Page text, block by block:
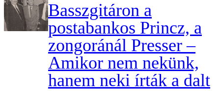
Basszgitáron a
postabankos Princz, a
zongoránál Presser –
Amikor nem nekünk,
hanem neki írták a dalt